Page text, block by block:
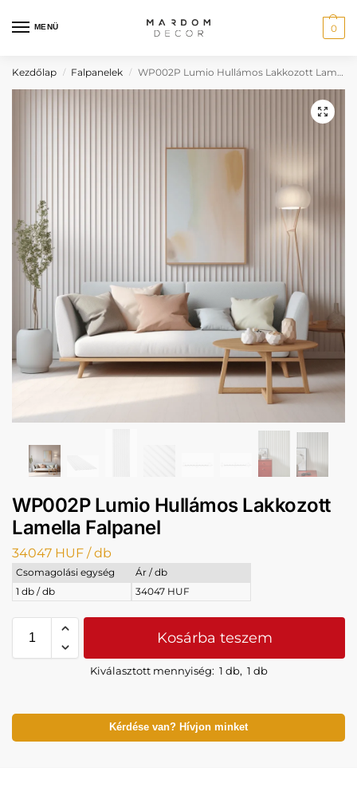
MENÜ 0
Kezdőlap / Falpanelek / WP002P Lumio Hullámos Lakkozott Lamella Falpanel
WP002P Lumio Hullámos Lakkozott
Lamella Falpanel
34047 HUF / db
Csomagolási egység
Ár / db
1 db / db
34047 HUF
Kosárba teszem
Kiválasztott mennyiség: 1 db, 1 db
Kérdése van? Hívjon minket